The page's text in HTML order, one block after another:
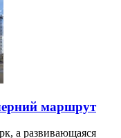
маршрут
а развивающаяся